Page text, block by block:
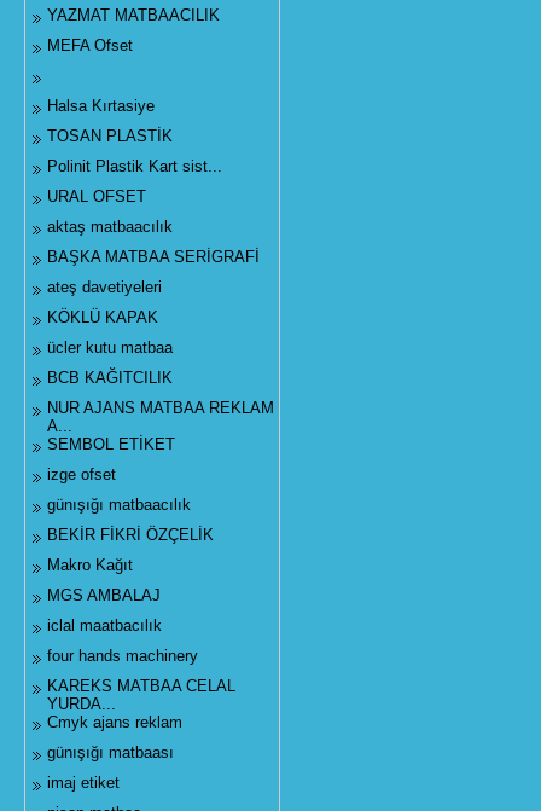
YAZMAT MATBAACILIK
MEFA Ofset
Halsa Kırtasiye
TOSAN PLASTİK
Polinit Plastik Kart sist...
URAL OFSET
aktaş matbaacılık
BAŞKA MATBAA SERİGRAFİ
ateş davetiyeleri
KÖKLÜ KAPAK
ücler kutu matbaa
BCB KAĞITCILIK
NUR AJANS MATBAA REKLAM
A...
SEMBOL ETİKET
izge ofset
günışığı matbaacılık
BEKİR FİKRİ ÖZÇELİK
Makro Kağıt
MGS AMBALAJ
iclal maatbacılık
four hands machinery
KAREKS MATBAA CELAL
YURDA...
Cmyk ajans reklam
günışığı matbaası
imaj etiket